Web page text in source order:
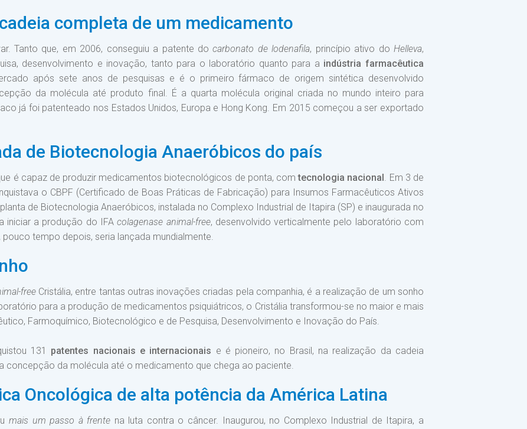
completa de um medicamento
Tanto que, em 2006, conseguiu a patente docarbonato de lodenafila, princípio ativo doHelleva,
desenvolvimento e inovação, tanto para o laboratório quanto para a indústria farmacêutica
após sete anos de pesquisas e é o primeiro fármaco de origem sintética desenvolvido
da molécula até produto final. É a quarta molécula original criada no mundo inteiro para
já foi patenteado nos Estados Unidos, Europa e Hong Kong. Em 2015 começou a ser exportado
de Biotecnologia Anaeróbicos do país
é capaz de produzir medicamentos biotecnológicos de ponta, comtecnologia nacional. Em 3 de
o CBPF (Certificado de Boas Práticas de Fabricação) para Insumos Farmacêuticos Ativos
de Biotecnologia Anaeróbicos, instalada no Complexo Industrial de Itapira (SP) e inaugurada no
iniciar a produção do IFAcolagenase animal-free, desenvolvido verticalmente pelo laboratório com
tempo depois, seria lançada mundialmente.
freeCristália, entre tantas outras inovações criadas pela companhia, é a realização de um sonho
para a produção de medicamentos psiquiátricos, o Cristália transformou-se no maior e mais
Farmoquímico, Biotecnológico e de Pesquisa, Desenvolvimento e Inovação do País.
131 patentes nacionais e internacionais e é pioneiro, no Brasil, na realização da cadeia
concepção da molécula até o medicamento que chega ao paciente.
Oncológica de alta potência da América Latina
mais um passo à frente na luta contra o câncer. Inaugurou, no Complexo Industrial de Itapira, a